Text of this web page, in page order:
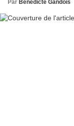
Par Bénédicte Gandois